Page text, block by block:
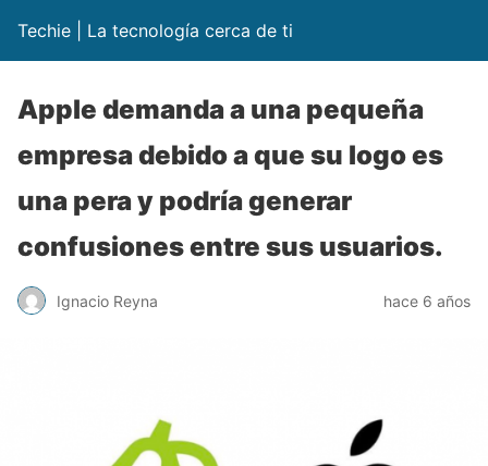
Techie | La tecnología cerca de ti
Apple demanda a una pequeña
empresa debido a que su logo es
una pera y podría generar
confusiones entre sus usuarios.
Ignacio Reyna hace 6 años